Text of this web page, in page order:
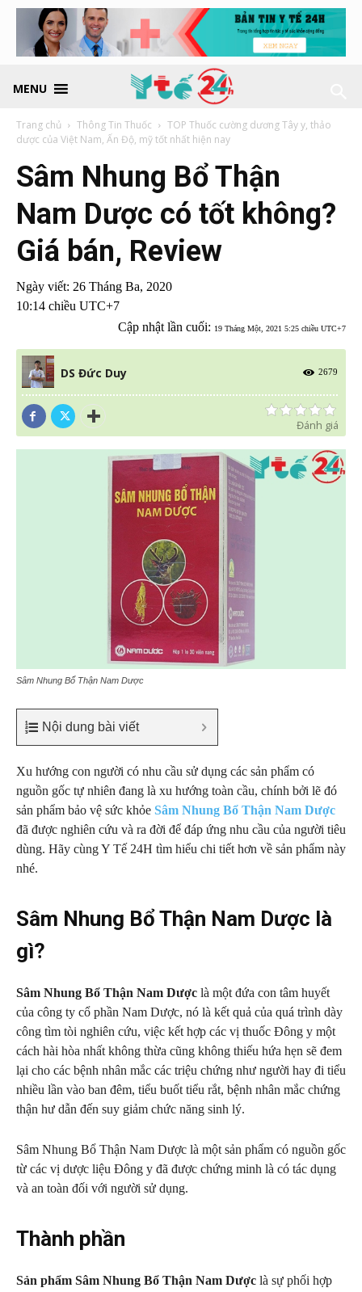
MENU
Trang chủ Thông Tin Thuốc
TOP Thuốc cường dương Tây y, thảo
dược của Việt Nam, Ấn Độ, mỹ tốt nhất hiện nay
Sâm Nhung Bổ Thận
Nam Dược có tốt không?
Giá bán, Review
Ngày viết: 26 Tháng Ba, 2020
10:14 chiều UTC+7
Cập nhật lần cuối: 19 Tháng Một, 2021 5:25 chiều UTC+7
DS Đức Duy 2679
Đánh giá
Sâm Nhung Bổ Thận Nam Dược
Nội dung bài viết
Xu hướng con người có nhu cầu sử dụng các sản phẩm có
nguồn gốc tự nhiên đang là xu hướng toàn cầu, chính bởi lẽ đó
sản phẩm bảo vệ sức khỏe Sâm Nhung Bổ Thận Nam Dược
đã được nghiên cứu và ra đời để đáp ứng nhu cầu của người tiêu
dùng. Hãy cùng Y Tế 24H tìm hiểu chi tiết hơn về sản phẩm này
nhé.
Sâm Nhung Bổ Thận Nam Dược là
gì?
Sâm Nhung Bổ Thận Nam Dược là một đứa con tâm huyết
của công ty cổ phần Nam Dược, nó là kết quả của quá trình dày
công tìm tòi nghiên cứu, việc kết hợp các vị thuốc Đông y một
cách hài hòa nhất không thừa cũng không thiếu hứa hẹn sẽ đem
lại cho các bệnh nhân mắc các triệu chứng như người hay đi tiểu
nhiều lần vào ban đêm, tiểu buốt tiểu rắt, bệnh nhân mắc chứng
thận hư dẫn đến suy giảm chức năng sinh lý.
Sâm Nhung Bổ Thận Nam Dược là một sản phẩm có nguồn gốc
từ các vị dược liệu Đông y đã được chứng minh là có tác dụng
và an toàn đối với người sử dụng.
Thành phần
Sản phẩm Sâm Nhung Bổ Thận Nam Dược là sự phối hợp